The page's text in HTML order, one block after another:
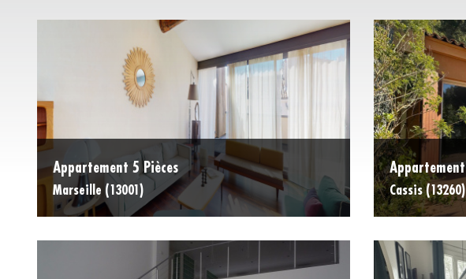
Appartement 5 Pièces
Marseille (13001)
Appartement
Cassis (13260)